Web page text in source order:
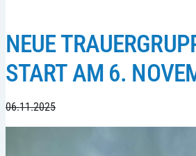
NEUE
START AM 6.
06.11.2025